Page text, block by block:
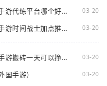
游代练平台哪个好
03-20
游时间战士加点推
03-20
游搬砖一天可以挣多
03-20
手游） 03-20